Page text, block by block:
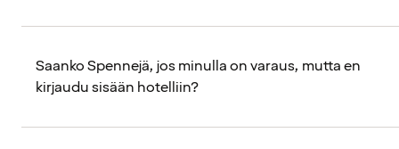
Saanko Spennejä, jos minulla on varaus, mutta en
kirjaudu sisään hotelliin?